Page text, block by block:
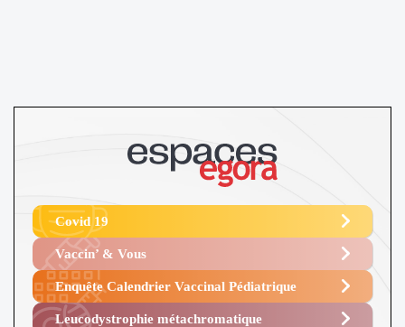
Covid 19
Vaccin’ & Vous
Enquête Calendrier Vaccinal Pédiatrique
Leucodystrophie métachromatique